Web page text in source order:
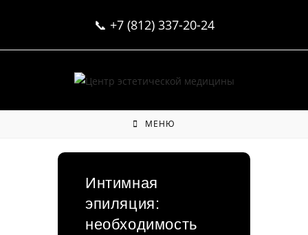
📞 +7 (812) 337-20-24
МЕНЮ
Интимная
эпиляция:
необходимость